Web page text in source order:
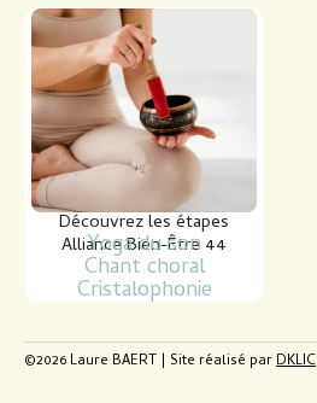
Découvrez les étapes
Alliance Bien-Être 44
Yoga du son
Chant choral
Cristalophonie
©2026 Laure BAERT | Site réalisé parDKLIC